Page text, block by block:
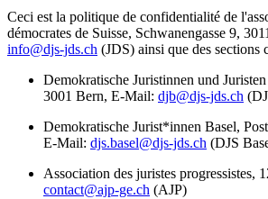
Ceci est la politique de confidentialité de
démocrates de Suisse, Schwanengasse 9,
info@djs-jds.ch (JDS) ainsi que des sections
Demokratische Juristinnen und
3001 Bern, E-Mail: djb@djs-jds.ch
Demokratische Jurist*innen Basel,
E-Mail: djs.basel@djs-jds.ch (DJS
Association des juristes progressistes,
contact@ajp-ge.ch (AJP)